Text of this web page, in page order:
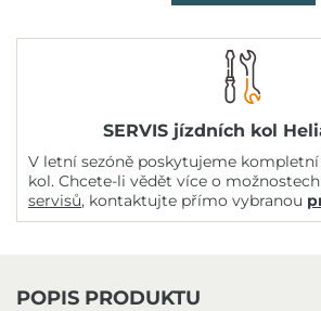
SERVIS jízdních kol
V letní sezóně poskytujeme
kol. Chcete-li vědět více o
servisů, kontaktujte přímo vybranou
POPIS PRODUKTU